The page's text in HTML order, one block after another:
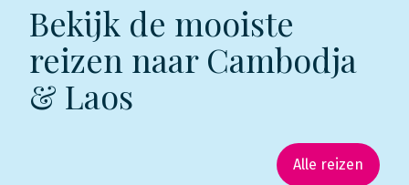
Bekijk de mooiste
reizen naar Cambodja
& Laos
Alle reizen